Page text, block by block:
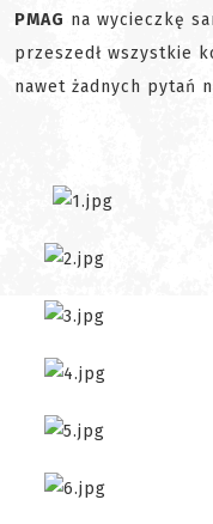
PMAG na wycieczkę
przeszedł wszystkie
nawet żadnych pytań